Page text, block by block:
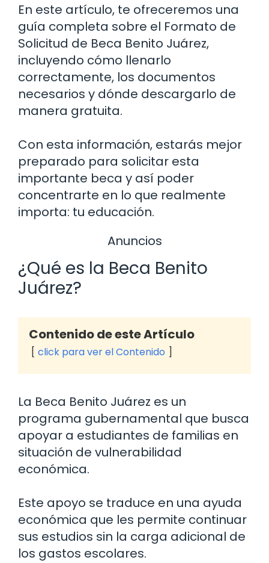
En este artículo, te ofreceremos una
guía completa sobre el Formato de
Solicitud de Beca Benito Juárez,
incluyendo cómo llenarlo
correctamente, los documentos
necesarios y dónde descargarlo de
manera gratuita.
Con esta información, estarás mejor
preparado para solicitar esta
importante beca y así poder
concentrarte en lo que realmente
importa: tu educación.
Anuncios
¿Qué es la Beca Benito
Juárez?
Contenido de este Artículo
click para ver el Contenido
La Beca Benito Juárez es un
programa gubernamental que busca
apoyar a estudiantes de familias en
situación de vulnerabilidad
económica.
Este apoyo se traduce en una ayuda
económica que les permite continuar
sus estudios sin la carga adicional de
los gastos escolares.